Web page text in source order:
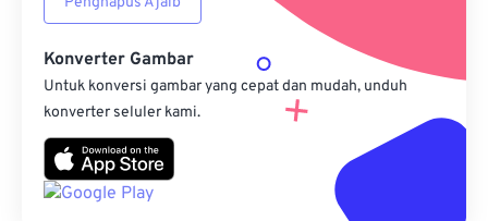
Konverter Gambar
Untuk konversi gambar yang cepat dan mudah, unduh
konverter seluler kami.